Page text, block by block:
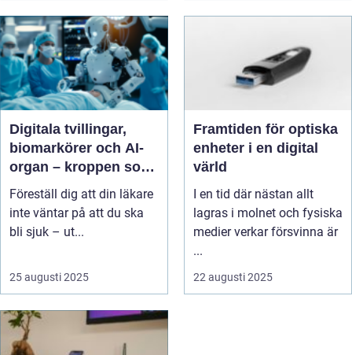
Digitala tvillingar,
biomarkörer och AI-
organ – kroppen som
datafabrik
Föreställ dig att din läkare
inte väntar på att du ska
bli sjuk – ut...
25 augusti 2025
Framtiden för optiska
enheter i en digital
värld
I en tid där nästan allt
lagras i molnet och fysiska
medier verkar försvinna är
...
22 augusti 2025